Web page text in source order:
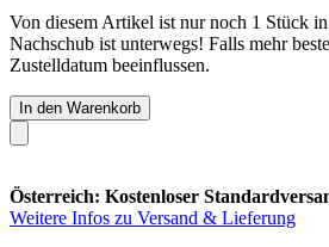
Von diesem Artikel ist nur noch 1 Stück
Nachschub ist unterwegs! Falls mehr
Zustelldatum beeinflussen.
In den Warenkorb
Österreich: Kostenloser
Weitere Infos zu Versand & Lieferung